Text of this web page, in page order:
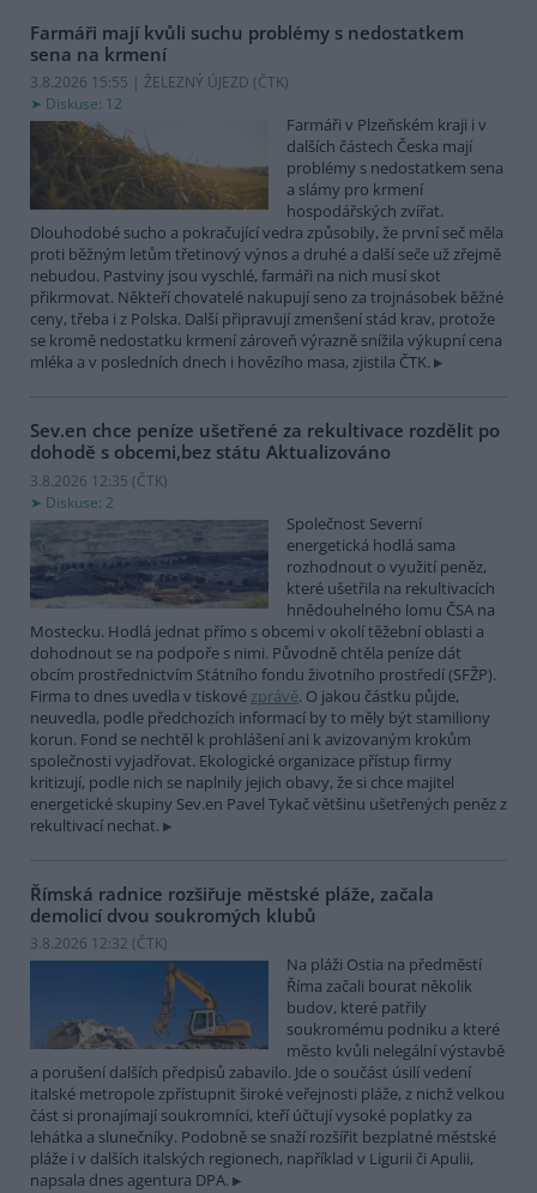
Farmáři mají kvůli suchu problémy s nedostatkem
sena na krmení
3.8.2026 15:55 | ŽELEZNÝ ÚJEZD (ČTK)
Diskuse: 12
Farmáři v Plzeňském kraji i v
dalších částech Česka mají
problémy s nedostatkem sena
a slámy pro krmení
hospodářských zvířat.
Dlouhodobé sucho a pokračující vedra způsobily, že první seč měla
proti běžným letům třetinový výnos a druhé a další seče už zřejmě
nebudou. Pastviny jsou vyschlé, farmáři na nich musí skot
přikrmovat. Někteří chovatelé nakupují seno za trojnásobek běžné
ceny, třeba i z Polska. Další připravují zmenšení stád krav, protože
se kromě nedostatku krmení zároveň výrazně snížila výkupní cena
mléka a v posledních dnech i hovězího masa, zjistila ČTK.
Sev.en chce peníze ušetřené za rekultivace rozdělit po
dohodě s obcemi,bez státu Aktualizováno
3.8.2026 12:35 (ČTK)
Diskuse: 2
Společnost Severní
energetická hodlá sama
rozhodnout o využití peněz,
které ušetřila na rekultivacích
hnědouhelného lomu ČSA na
Mostecku. Hodlá jednat přímo s obcemi v okolí těžební oblasti a
dohodnout se na podpoře s nimi. Původně chtěla peníze dát
obcím prostřednictvím Státního fondu životního prostředí (SFŽP).
Firma to dnes uvedla v tiskovézprávě. O jakou částku půjde,
neuvedla, podle předchozích informací by to měly být stamiliony
korun. Fond se nechtěl k prohlášení ani k avizovaným krokům
společnosti vyjadřovat. Ekologické organizace přístup firmy
kritizují, podle nich se naplnily jejich obavy, že si chce majitel
energetické skupiny Sev.en Pavel Tykač většinu ušetřených peněz z
rekultivací nechat.
Římská radnice rozšiřuje městské pláže, začala
demolicí dvou soukromých klubů
3.8.2026 12:32 (ČTK)
Na pláži Ostia na předměstí
Říma začali bourat několik
budov, které patřily
soukromému podniku a které
město kvůli nelegální výstavbě
a porušení dalších předpisů zabavilo. Jde o součást úsilí vedení
italské metropole zpřístupnit široké veřejnosti pláže, z nichž velkou
část si pronajímají soukromníci, kteří účtují vysoké poplatky za
lehátka a slunečníky. Podobně se snaží rozšířit bezplatné městské
pláže i v dalších italských regionech, například v Ligurii či Apulii,
napsala dnes agentura DPA.